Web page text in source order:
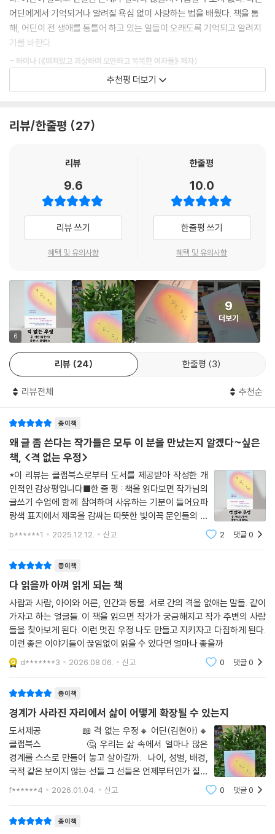
그러니까 그 말투는, 내가 한 번도 들어본 적이 없는 것이었다. 떠별들이 거
부 의사를 밝힐 때 쓰는 말은 주로 싫어요 혹은 안 돼요, 같은 것들이었다.
그럴 수 없습니다, 라니. 이토록 분명하고 결연한 어투를 청소년에게 들어
본 건 처음이었다.
--- p.121 「아니오 그렇게는 못하겠습니다」 중에서
거나 너를 의심하게 되는 날엔 꼭 나를 찾아오길. 네가 얼마나 담대하고 이
쁘고 명민한 사람인지를 증언해 줄게. 그 이야기라면 아마 하루 하고도 반
--- p.135 「뒤늦은 연서」 중에서
동지는 우연히 되는 건 아닌 거 같아. 도모하고 공조하고 연대하며 모험과
분투의 시간을 같이 보낼 때, 끝없는 노동과 남모를 수모를 함께 견디어 낼
때, 서로의 시련과 상처를 오오래 목격하고 증언할 수 있을 때, 동지, 비참
과 위대를 동시에 지닌, 고결과 어리석음을 한몸에 간직한, 세상에서 가장
나약하고 동시에 가장 절박해서 강인한 나의 벗이 거기에 있지.
산소, 이제 비밀을 발설할 시간이 되었구나. 마침내 때가 온 것 같아 오래
간직한 이 비밀을 너에게 전하니, 이 말을 접한 네가 할 일은 언젠가 때가
오면 너 역시 누군가에게 이 말을 전해야 한다는 것이다. 우리는 한 번도 진
적이 없다. 사바나의 숲에서 두 발로 선 이후 지금까지 인류는 나를 살리고
이웃을 살리고 뭇 생명을 살리는 유전자가 승리하도록 진화했고 앞으로도
그럴 것이야. 고귀한 것들은 사라지지 않고 전승된다, 겨우 간신히 가까스
로.
--- p.154 「고귀한 것들은 사라지지 않고 전승된다」 중에서
영국이나 프랑스, 미국, 스위스처럼 조금 더 선진적인 나라로 가지 왜 한국
으로 왔냐고 누군가 물었을 때 NLD 회원 중 한 명이 말했다.
“한국은 광주 있잖아요. 시민들 힘으로 민주주의 만든 나라잖아요.”
속으로 생각했다. ‘이런 젠장, 오래 갈 관계야.’
--- p.187 「내 친구의 집은 어디인가」 중에서
반 레는 그의 본명이 아니다. 죽은 친구의 이름이다, 시인이 되고 싶었던.
반 레가 시인이 되었을 때 그는 자신의 이름 ‘레 지 투이’를 버리고 친구의
그 친구의 바람을 실현하기 위해서일 뿐이라고, 반 레가 되기로 한 반 레는
--- p.208 「굿 바이 반 레」 중에서
그들이 주인이고 나는 객이었다. 그 느낌은 분명하고도 선연했다. 그들의
세계에 잠시 떠돌 뿐, 결코 장악하거나 소유하지 못하는 세상이 있다는 것
만으로 마음이 충만해졌다. (…) ‘인간이 주인이 아닌 곳에서 인간은 아름
다웠다.’ 바다 밑 24미터까지 내려간 날 잠수일지에 적었다.
와 남자아이를 차별하는 것이 억울한 소년들의 정서에 공감하며 그들이 썩
어색하지 않을 롤 모델과 해결책을 함께 모색하고, 한 시절을 함께한 동료
에게 “살아가다 너를 의심하게 되는 날, 네가 얼마나 담대하고 명민한 사람
야 할 방향을 제시해 주는 ‘스승’이면서 동시에 다정한 ‘동료’이기도 하다는
데 있다. 그래서 그의 얼굴은 그 어떤 존칭보다 ’어딘‘이라 불릴 때 가장 생
기 있어진다.
이십 대에 들어간 광고 회사를 뛰쳐나와 어린이들과 글을 쓰기 시작했기
었기 때문에 어딘은 ‘함께’ 하는 삶을 택한다. 나와 당신의 영역을 구분하기
보다 ‘나와 우리’의 세계를 넓혀 가는 일에 절로 몸이 기울고 새로운 시대를
맞이하는 데 두려움은커녕 설렘이 가득하다. 이런 사람의 세계에는 나이도
성별도 국적도 중요치 않다. 그러므로 다채로운 동지들이 와글와글하다.
결국 《격 없는 우정》은 혐오와 차별의 시대에서 경계를 허무는 관계의 여
러 모습을 펼쳐 보이며, 당신에게 새 시대를 함께 만들어 갈 것을 제안하는
맹랑한 서신이다. 이 글을 읽는 청년들이 다가올 시대의 미래임을 작가는
가장 낮은 곳으로 귀 기울이는 중력에 관하여
“이런 우정 있는 세상이라면 더 바랄 것 있을까.” -양다솔(작가)
어딘은 한때 시민단체 ‘나와우리’의 운영자였다. “80년대는 나의 중력이
었다”라는 문장은 그의 이십 대가 얼마나 치열했는지를 짐작하게 한다. 광
주의 민주 항쟁을 보고 한국에 찾아온 미얀마(버마) 친구들, 18년간 한국
에 살았지만 한순간 강제 추방당한 네팔 노동자 미누, 전쟁으로 죽은 친구
리’는 이들의 삶을 듣고 널리 전하기 위해 손목이 너덜거려도 일을 멈추지
않는다. 베트남으로 날아가 녹음기를 켜고 질문하고 눈앞에 앉아있는 이
인간의 아픔을 상상하다 눈물 흘린다. 전쟁과 같은 결코 간단하지 않은 사
건도 어딘의 손을 거치면 ‘살아 숨 쉬는 서사’가 된다. 정치와 국가적 맥락
을 넘어 개인의 서사에 몸을 기울이게 되는 ‘중력’이 그에게 늘 장착되어 있
기 때문이다.
인간과 나눈 우정의 이야기를 지나고 나면 마지막 챕터에 비인간을 향한
존중과 경외의 이야기들이 펼쳐진다. 수심 20미터의 바닷속, 다큐멘터리,
어넘는 우정이란 어떻게 가능하고 기능하는 것인지를 느끼게 한다. 멸치에
게도 표정이 있고 문어와도 악수할 수 있고 양에게도 심장이 뛰고 있음을,
인간 아닌 생명의 얼굴을 들여다보았다면 그것을 알기 전으로 돌아갈 수는
없음을, 이들도 한때 우리처럼 아프고 절망하고 사랑하고 환호하며 한 생
을 살아낸 존재임을 의연하고 담대한 언어로 이야기한다.
“그들은 주인이고 나는 객이었다. 그 느낌은 분명하고도 선연했다. (...) ‘인
간이 주인이 아닌 곳에서 인간은 아름다웠다.’ 바다 밑 24미터까지 내려간
“어떤 생명체를 세심하고 오래 들여다본 사람들은 모두 그들이 얼마나 뛰
어나고 훌륭한 능력을 지녔는지를 알리려고 애쓴다. 인간이 아닌 것들과도
‘깊은’ 교감이 가능하다는 것을 전하려고 노력한다.” -229p 중에서
“몽골의 초원에서 사람과 동물은 삶이 다할 때까지 서로 의존하고 돌보고
존중하며 살아왔다. 영감과 위로를 주고받으며 무심한 사랑으로 서로를 지
던 시절이 그렇게 살지 않았던 시절보다 훨씬 길었다. 서로의 이름을 부르
어딘에게서 기억되거나 알려질 욕심 없이 사랑하는 법을 배웠다. 책을 통
해, 어딘이 전 생애를 통틀어 하고 있는 일들이 오래도록 기억되고 알려지
기를 바란다.
- 하미나 (《미쳐있고 괴상하며 오만하고 똑똑한 여자들》 저자)
나를 무엇이라 설명할 수 없어 쩔쩔매던 탈학교청소년 시절에 어딘을 만났
것이 기쁘고 떨리고 벅찬 경험이 될 수 있다는 걸 깨달았다. 글쓰기라는 기
턱이 없고 그리하여 경계를 자유로이 넘나드는 연결들 속에서 자란 이들을
바라본다. 그는 내가 스승이라 부를 수 있는, 유일한 나의 선생이다.
- 이길보라 (영화감독, 《반짝이는 박수 소리》 저자)
처음으로 내 스승의 뒷모습을 본다. 그는 내가 가장 낮은 곳에 있을 때 누구
보다 귀를 기울여주던 이다. 내가 세상에 관해 묻고 싶을 때 가장 먼저 떠올
다. 이런 우정 있는 세상이라면 더 바랄 것 있을까. 이것은 그가 포착한 사
소한 말, 찰나의 눈빛, 미세한 움직임으로 빚어낸 가장 은밀하고 위대한 역
- 양다솔 (《쓰기로 마음먹은 당신에게》 저자)
인상 쓰고 세상을 비관하고 있다가 이 책을 읽으니 눈이 점차 맑아진다. 책
을 통해 저자의 손을 잡고 사방팔방 신나게도 쏘다녔다. 산과 바다, 몽골과
베트남, 과거와 미래, 그리고 기타 등등. 명랑하고 씩씩하게 탈선하는 사람
한. 랄랄라, 푸슬푸슬, 우정이 꽃처럼 피어나 밭을 이루고 있다.
추천평 더보기
리뷰/한줄평 27
리뷰
9.6
리뷰 쓰기
혜택 및 유의사항
한줄평
10.0
한줄평 쓰기
혜택 및 유의사항
6
9
더보기
리뷰 24 한줄평 3
리뷰전체 추천순
종이책
왜 글 좀 쓴다는 작가들은 모두 이 분을 만났는지 알겠다~싶은
책, <격 없는 우정>
*이 리뷰는 클랩북스로부터 도서를 제공받아 작성한 개
인적인 감상평입니다■한 줄 평 : 책을 읽다보면 작가님의
글쓰기 수업에 함께 참여하며 사유하는 기분이 들어요파
랑색 표지에서 제목을 감싸는 따뜻한 빛이꼭 문인들의 격
없는, 나이와 관계없는글로 통하는 우정의 모습 같았어요
b******1 2025.12.12. 신고 2 댓글0
종이책
다 읽을까 아껴 읽게 되는 책
사람과 사람, 아이와 어른, 인간과 동물. 서로 간의 격을 없애는 말들. 같이
가자고 하는 얼굴들. 이 책을 읽으면 작가가 궁금해지고 작가 주변의 사람
들을 찾아보게 된다. 이런 멋진 우정 나도 만들고 지키자고 다짐하게 된다.
이런 좋은 이야기들이 끊임없이 읽을 수 있다면 얼마나 좋을까
d*******3 2026.08.06. 신고 0 댓글0
종이책
경계가 사라진 자리에서 삶이 어떻게 확장될 수 있는지
도서제공⠀⠀⠀⠀⠀⠀📖 격 없는 우정🔸 어딘(김현아)🔸
클랩북스 ⠀⠀⠀⠀⠀⠀🤔 우리는 삶 속에서 얼마나 많은
경계를 스스로 만들어 놓고 살아갈까.⠀나이, 성별, 배경,
국적 같은 보이지 않는 선들.그 선들은 언제부터인가 질문
의 대상이 아니라,너무도 당연한 전제가 되어버렸다.어딘
f******4 2026.01.04. 신고 0 댓글0
종이책